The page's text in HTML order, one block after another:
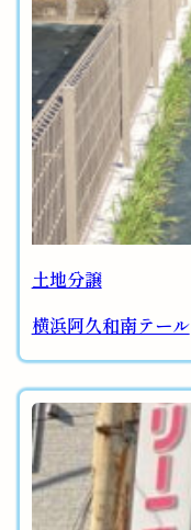
土地分譲
横浜阿久和南テール